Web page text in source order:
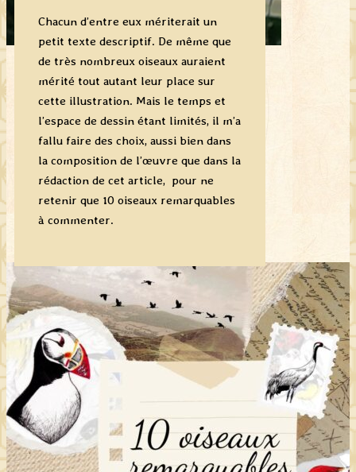
Chacun d’entre eux mériterait un
petit texte descriptif. De même que
de très nombreux oiseaux auraient
mérité tout autant leur place sur
cette illustration. Mais le temps et
l’espace de dessin étant limités, il m’a
fallu faire des choix, aussi bien dans
la composition de l’œuvre que dans la
rédaction de cet article, pour ne
retenir que 10 oiseaux remarquables
à commenter.